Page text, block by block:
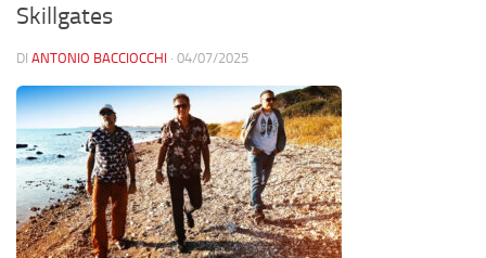
Skillgates
DI ANTONIO BACCIOCCHI · 04/07/2025